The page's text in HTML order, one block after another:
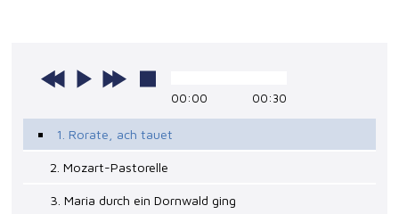
00:00 00:30
1. Rorate, ach tauet
2. Mozart-Pastorelle
3. Maria durch ein Dornwald ging